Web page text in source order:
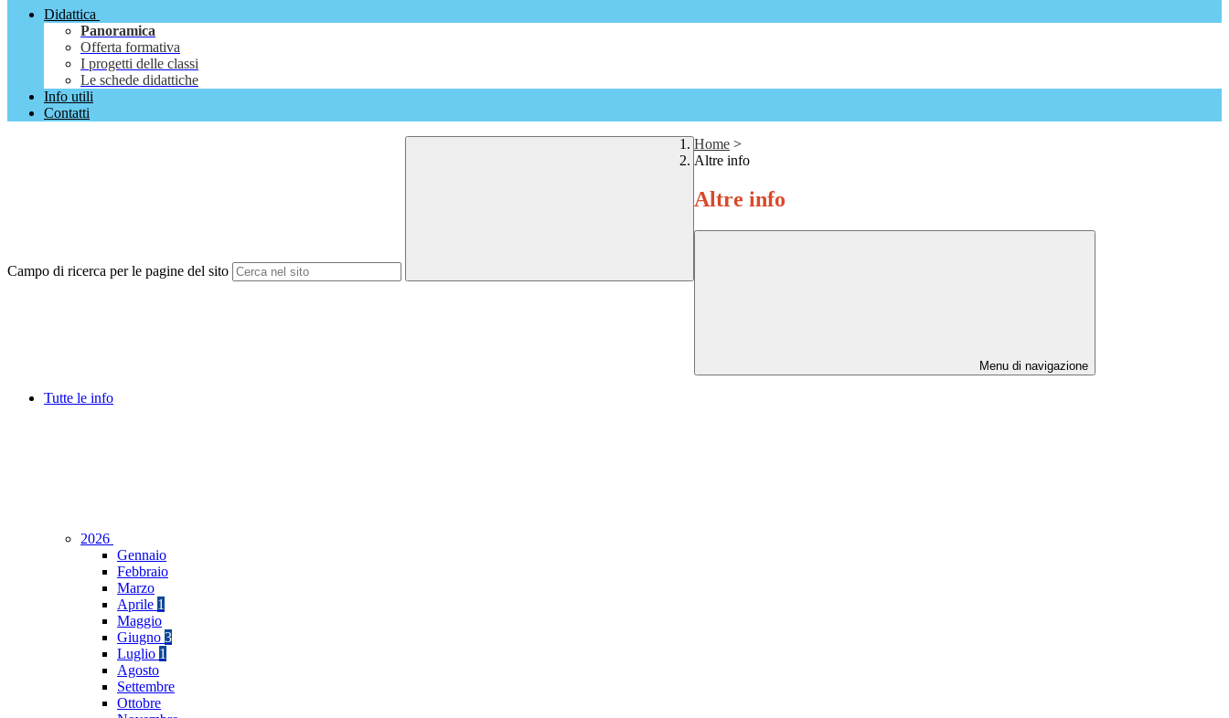
Didattica
Panoramica
Offerta formativa
I progetti delle classi
Le schede didattiche
Info utili
Contatti
Campo di ricerca per le pagine del sito
Home >
Altre info
Altre info
Menu di navigazione
Tutte le info
2026
Gennaio
Febbraio
Marzo
Aprile 1
Maggio
Giugno 3
Luglio 1
Agosto
Settembre
Ottobre